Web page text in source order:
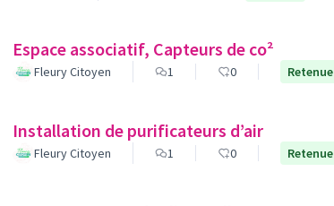
Espace associatif, Capteurs de co²
Fleury Citoyen 1 0 Retenue
Installation de purificateurs d’air
Fleury Citoyen 1 0 Retenue